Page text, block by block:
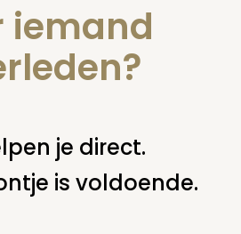
uitvaartonderneming
& agenda nieuws "revitum", na
iemand
je direct.
is voldoende.